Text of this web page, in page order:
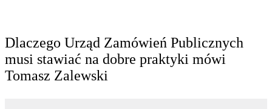
Dlaczego Urząd Zamówień Publicznych
musi stawiać na dobre praktyki mówi
Tomasz Zalewski